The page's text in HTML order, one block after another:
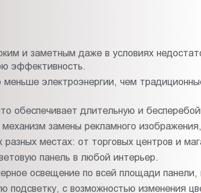
и заметным даже в условиях
эффективность.
электроэнергии, чем
обеспечивает длительную и
замены рекламного
местах: от торговых центров и
панель в любой интерьер.
освещение по всей площади
с возможностью изменения